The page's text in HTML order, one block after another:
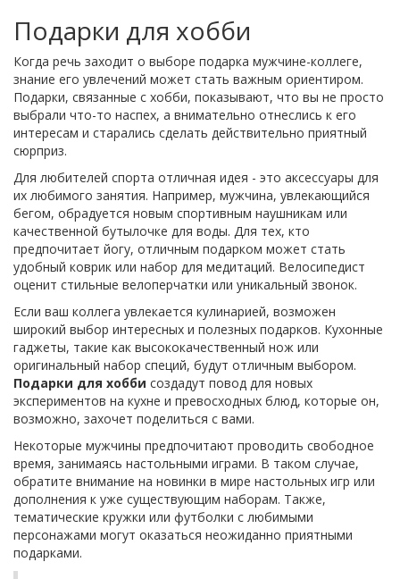
Подарки для хобби
Когда речь заходит о выборе подарка мужчине-коллеге,
знание его увлечений может стать важным ориентиром.
Подарки, связанные с хобби, показывают, что вы не просто
выбрали что-то наспех, а внимательно отнеслись к его
интересам и старались сделать действительно приятный
сюрприз.
Для любителей спорта отличная идея - это аксессуары для
их любимого занятия. Например, мужчина, увлекающийся
бегом, обрадуется новым спортивным наушникам или
качественной бутылочке для воды. Для тех, кто
предпочитает йогу, отличным подарком может стать
удобный коврик или набор для медитаций. Велосипедист
оценит стильные велоперчатки или уникальный звонок.
Если ваш коллега увлекается кулинарией, возможен
широкий выбор интересных и полезных подарков. Кухонные
гаджеты, такие как высококачественный нож или
оригинальный набор специй, будут отличным выбором.
Подарки для хобби создадут повод для новых
экспериментов на кухне и превосходных блюд, которые он,
возможно, захочет поделиться с вами.
Некоторые мужчины предпочитают проводить свободное
время, занимаясь настольными играми. В таком случае,
обратите внимание на новинки в мире настольных игр или
дополнения к уже существующим наборам. Также,
тематические кружки или футболки с любимыми
персонажами могут оказаться неожиданно приятными
подарками.